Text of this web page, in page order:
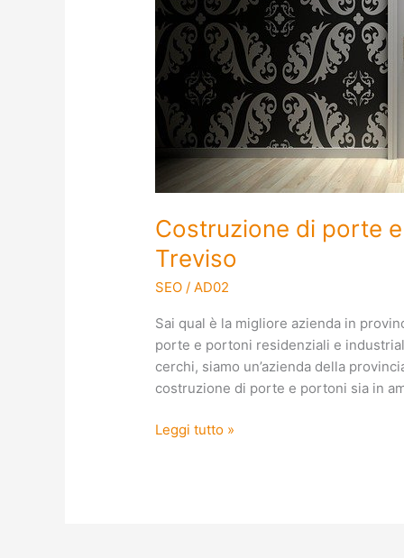
Costruzione di porte
Treviso
SEO / AD02
Sai qual è la migliore azienda in
porte e portoni residenziali e
cerchi, siamo un’azienda della
costruzione di porte e portoni sia in
provincia
di
Treviso
Leggi tutto »